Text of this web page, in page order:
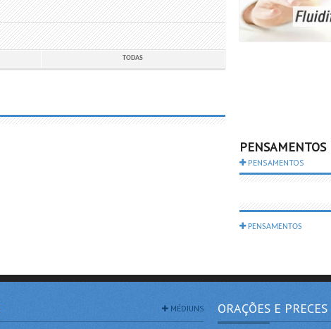
TODAS
PENSAMENTOS
PENSAMENTOS
PENSAMENTOS
MÉDIUNS ORAÇÕES E PRECES